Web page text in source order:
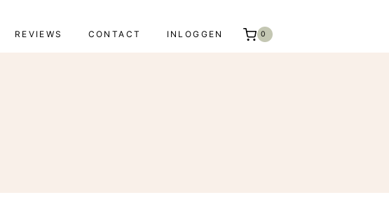
REVIEWS CONTACT INLOGGEN 0